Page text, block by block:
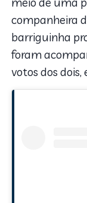
companheira
barriguinha
foram
votos dos